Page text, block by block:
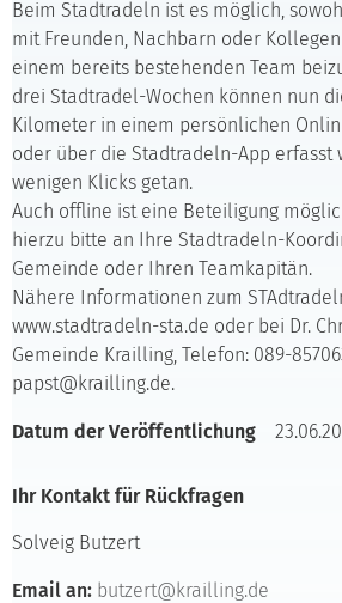
Beim Stadtradeln ist es möglich,
mit Freunden, Nachbarn oder
einem bereits bestehenden Team
drei Stadtradel-Wochen können nun
Kilometer in einem persönlichen
oder über die Stadtradeln-App erfasst
wenigen Klicks getan.
Auch offline ist eine Beteiligung
hierzu bitte an Ihre Stadtradeln-
Gemeinde oder Ihren Teamkapitän.
Nähere Informationen zum
www.stadtradeln-sta.de oder bei Dr.
Gemeinde Krailling, Telefon: 089-
papst@krailling.de.
Datum der Veröffentlichung
Ihr Kontakt für Rückfragen
Solveig Butzert
Email an: butzert@krailling.de